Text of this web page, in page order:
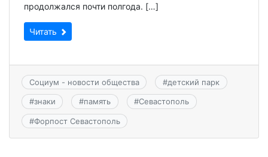
продолжался почти полгода. […]
Читать
Социум - новости общества #детский парк
#знаки #память #Севастополь
#Форпост Севастополь